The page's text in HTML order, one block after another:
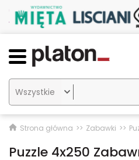

Strona główna Zabawki
Puzzle 4x250